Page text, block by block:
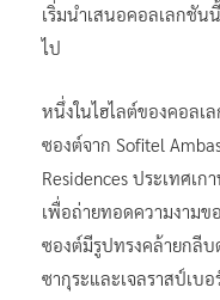
เริ่มนำเสนอคอลเลกชั
ไป
หนึ่งในไฮไลต์ของคอลเ
ซองต์จาก Sofitel
Residences ประเทศเก
เพื่อถ่ายทอดความงามข
ซองต์มีรูปทรงคล้ายกลี
ซากุระและเจลราสป์เบ